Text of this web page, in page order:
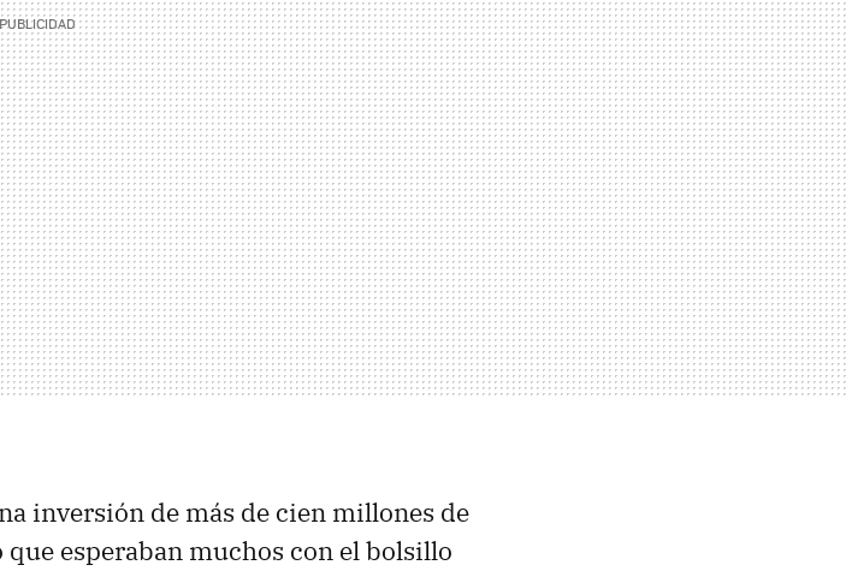
inversión de más de cien millones de
esperaban muchos con el bolsillo